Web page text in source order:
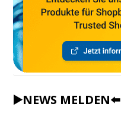
▶️NEWS MELDEN⬅️